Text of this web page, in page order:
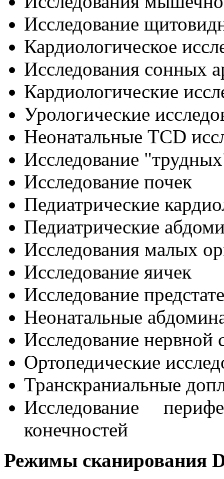
Исследование
Кардиологическое
Исследования сонных
Кардиологические
Урологические
Неонатальные TCD
Исследование
Исследование почек
Педиатрические
Педиатрические
Исследования малых
Исследование яичек
Исследование
Неонатальные
Исследование нервной
Ортопедические
Транскраниальные
Исследование
конечностей
Режимы сканирования